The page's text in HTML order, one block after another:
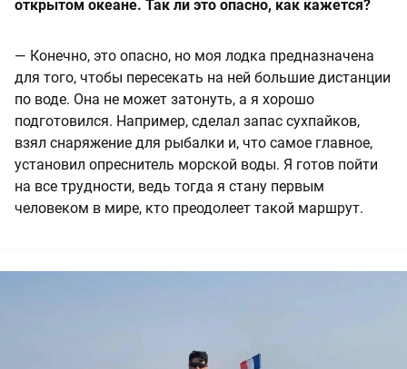
открытом океане. Так ли это опасно, как кажется?
— Конечно, это опасно, но моя лодка предназначена
для того, чтобы пересекать на ней большие дистанции
по воде. Она не может затонуть, а я хорошо
подготовился. Например, сделал запас сухпайков,
взял снаряжение для рыбалки и, что самое главное,
установил опреснитель морской воды. Я готов пойти
на все трудности, ведь тогда я стану первым
человеком в мире, кто преодолеет такой маршрут.